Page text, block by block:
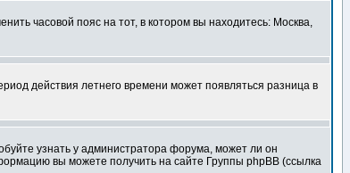
часовой пояс на тот, в котором вы находитесь: Москва,
действия летнего времени может появляться разница в
узнать у администратора форума, может ли он
вы можете получить на сайте Группы phpBB (ссылка